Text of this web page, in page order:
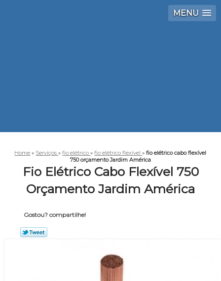
MENU
Home » Serviços»fio elétrico»fio elétrico flexível»fio elétrico cabo flexível
750 orçamento Jardim América
Fio Elétrico Cabo Flexível 750
Orçamento Jardim América
Gostou? compartilhe!